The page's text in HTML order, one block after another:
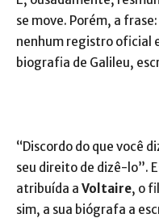
se move. Porém, a frase:
nenhum registro oficial
biografia de Galileu,
“Discordo do que você
seu direito de dizê-lo”.
atribuída a Voltaire, o
sim, a sua biógrafa a